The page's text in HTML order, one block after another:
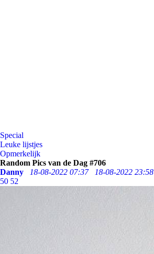
Special
Leuke lijstjes
Opmerkelijk
Random Pics van de Dag #706
Danny
18-08-2022 07:37 18-08-2022 23:58
50 52